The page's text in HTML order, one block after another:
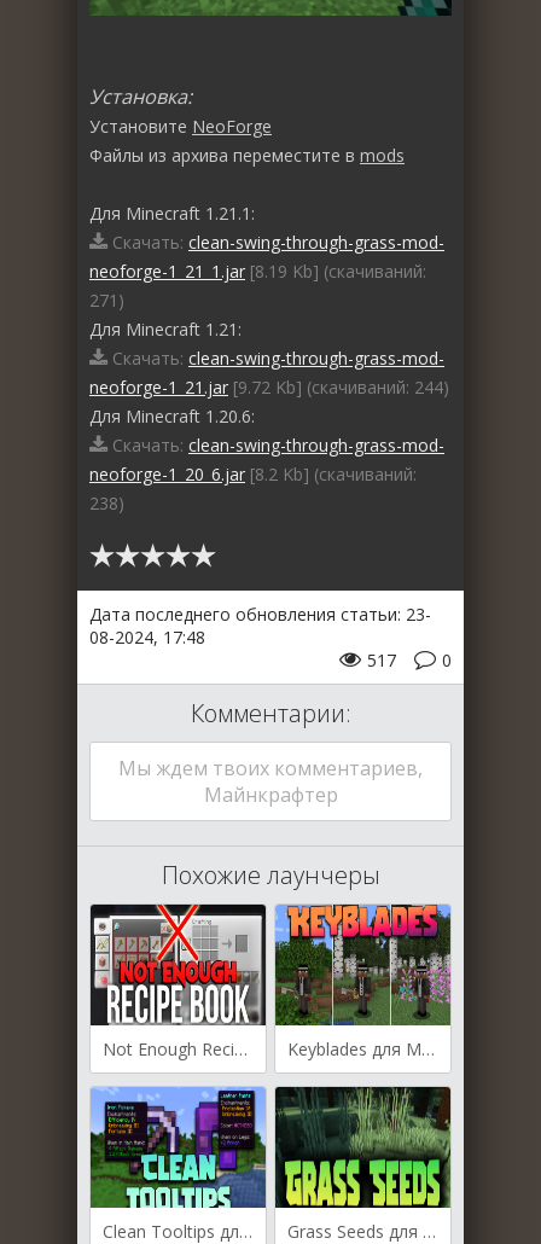
Установка:
Установите NeoForge
Файлы из архива переместите в mods
Для Minecraft 1.21.1:
Скачать: clean-swing-through-grass-mod-
neoforge-1_21_1.jar [8.19 Kb] (cкачиваний:
271)
Для Minecraft 1.21:
Скачать: clean-swing-through-grass-mod-
neoforge-1_21.jar [9.72 Kb] (cкачиваний: 244)
Для Minecraft 1.20.6:
Скачать: clean-swing-through-grass-mod-
neoforge-1_20_6.jar [8.2 Kb] (cкачиваний:
238)
Дата последнего обновления статьи: 23-
08-2024, 17:48
0
517
Комментарии:
Мы ждем твоих комментариев,
Майнкрафтер
Похожие лаунчеры
Not Enough Recipe Book для Майнкрафт [1.21.1, 1.21, 1.20.6] Keyblades для Майнкрафт [1.21, 1.20.6, 1.20.5]
Clean Tooltips для Майнкрафт [1.20.1, 1.20, 1.19.4] Grass Seeds для Майнкрафт [1.20.2, 1.20.1, 1.20]